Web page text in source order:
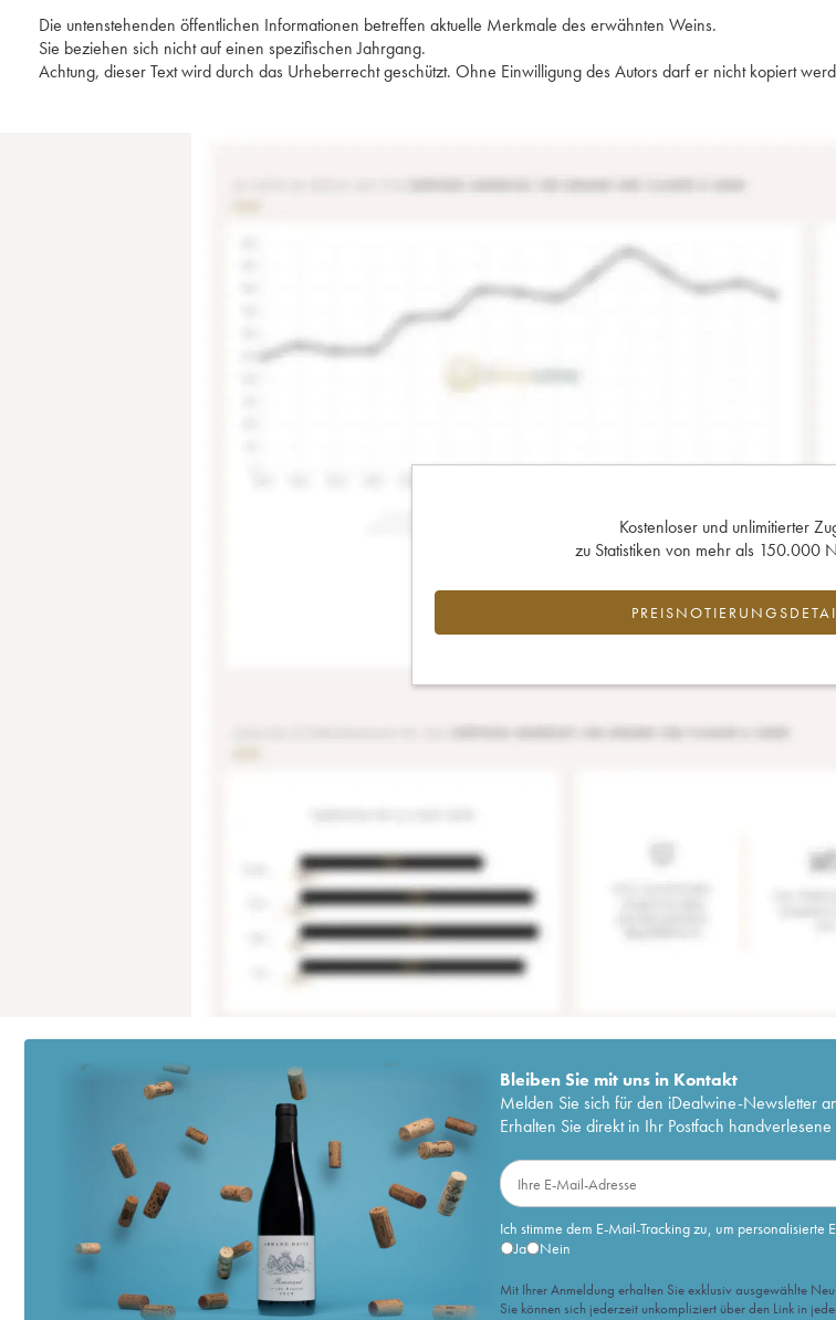
Die untenstehenden öffentlichen Informationen betreffen aktuelle Merkmale des erwähnten Weins.
Sie beziehen sich nicht auf einen spezifischen Jahrgang.
Achtung, dieser Text wird durch das Urheberrecht geschützt. Ohne Einwilligung des Autors darf er nicht kopiert
Kostenloser und unlimitierter
zu Statistiken von mehr als 150.000
Bleiben Sie mit uns in Kontakt
Melden Sie sich für den iDealwine-Newsletter
Erhalten Sie direkt in Ihr Postfach
Ich stimme dem E-Mail-Tracking zu, um personalisierte
Ja
Nein
Mit Ihrer Anmeldung erhalten Sie exklusiv ausgewählte
Sie können sich jederzeit unkompliziert über den Link in